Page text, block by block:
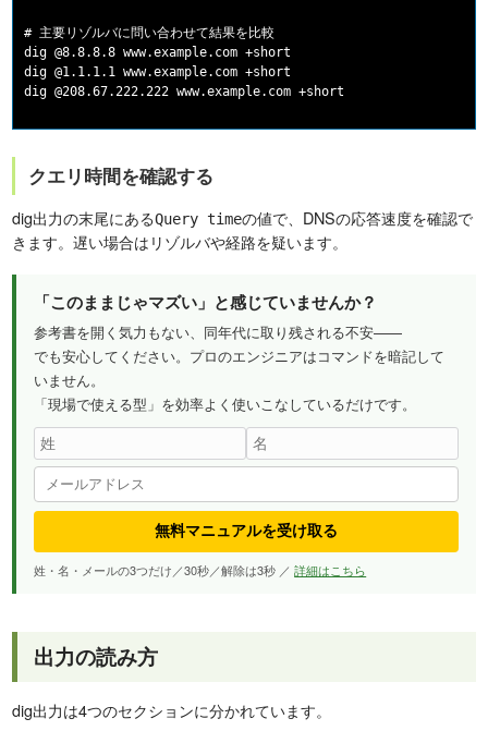
# 主要リゾルバに問い合わせて結果を比較
dig @8.8.8.8 www.example.com +short
dig @1.1.1.1 www.example.com +short
クエリ時間を確認する
dig出力の末尾にあるQuery timeの値で、DNSの応答速度を確認で
きます。遅い場合はリゾルバや経路を疑います。
「このままじゃマズい」と感じていませんか？
参考書を開く気力もない、同年代に取り残される不安——
でも安心してください。プロのエンジニアはコマンドを暗記して
いません。
「現場で使える型」を効率よく使いこなしているだけです。
無料マニュアルを受け取る
姓・名・メールの3つだけ／30秒／解除は3秒 ／詳細はこちら
出力の読み方
dig出力は4つのセクションに分かれています。